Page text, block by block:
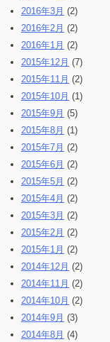
2016年3月 (2)
2016年2月 (2)
2016年1月 (2)
2015年12月 (7)
2015年11月 (2)
2015年10月 (1)
2015年9月 (5)
2015年8月 (1)
2015年7月 (2)
2015年6月 (2)
2015年5月 (2)
2015年4月 (2)
2015年3月 (2)
2015年2月 (2)
2015年1月 (2)
2014年12月 (2)
2014年11月 (2)
2014年10月 (2)
2014年9月 (3)
2014年8月 (4)